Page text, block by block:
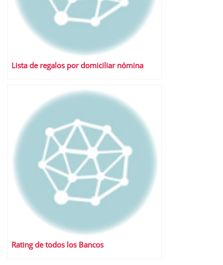
Lista de regalos por domiciliar nómina
Rating de todos los Bancos